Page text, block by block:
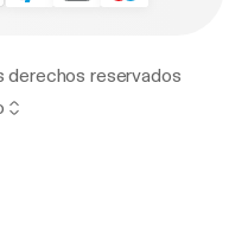
derechos reservados